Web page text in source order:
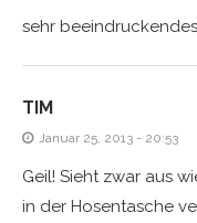
sehr
TIM
Januar 25, 2013 - 20:53
Geil! Sieht zwar aus
in der Hosentasche